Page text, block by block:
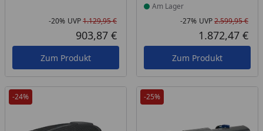
Rabatt in Prozent
-20%
Ursprünglicher Preis
UVP1.129,95 €
Aktueller Preis
903,87 €
Zum Produkt
Am Lager
-27% UVP2.599,95 €
1.872,47 €
Zum Produkt
-24% -25%